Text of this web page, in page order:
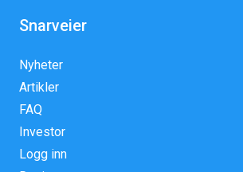
Snarveier
Nyheter
Artikler
FAQ
Investor
Logg inn